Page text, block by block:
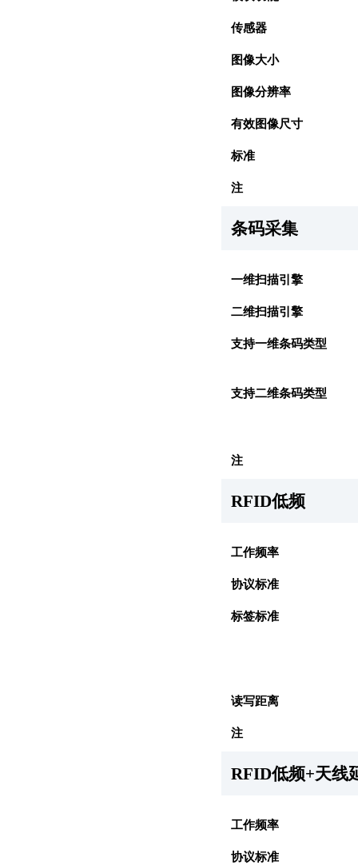
传感器
图像大小
图像分辨率
有效图像尺寸
标准
注
条码采集
一维扫描引擎
二维扫描引擎
支持一维条码类型
支持二维条码类型
注
RFID低频
工作频率
协议标准
标签标准
读写距离
注
RFID低频+天线
工作频率
协议标准